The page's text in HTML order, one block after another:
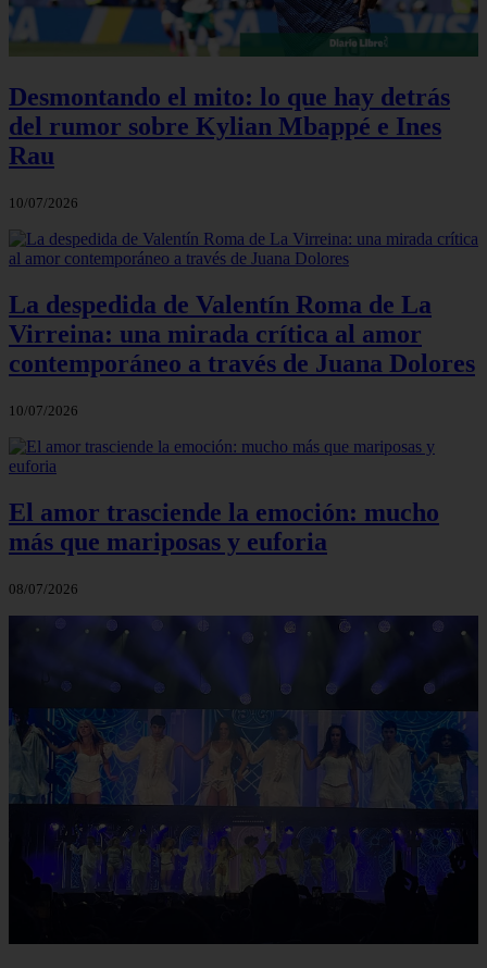
Desmontando el mito: lo que hay detrás
del rumor sobre Kylian Mbappé e Ines
Rau
10/07/2026
La despedida de Valentín Roma de La
Virreina: una mirada crítica al amor
contemporáneo a través de Juana Dolores
10/07/2026
El amor trasciende la emoción: mucho
más que mariposas y euforia
08/07/2026